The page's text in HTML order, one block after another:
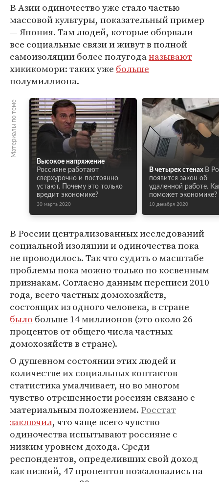
В Азии одиночество уже стало частью
массовой культуры, показательный пример
— Япония. Там людей, которые оборвали
все социальные связи и живут в полной
самоизоляции более полугоданазывают
хикикомори: таких уже больше
полумиллиона.
Материалы по теме
Высокое напряжение
Россияне работают
сверхурочно и постоянно
устают. Почему это только
вредит экономике?
30 марта 2020
В четырех стенах В
появится закон об
удаленной работе.
поможет экономике?
10 декабря 2020
В России централизованных исследований
социальной изоляции и одиночества пока
не проводилось. Так что судить о масштабе
проблемы пока можно только по косвенным
признакам. Согласно данным переписи 2010
года, всего частных домохозяйств,
состоящих из одного человека, в стране
было больше 14 миллионов (это около 26
процентов от общего числа частных
домохозяйств в стране).
О душевном состоянии этих людей и
количестве их социальных контактов
статистика умалчивает, но во многом
чувство отрешенности россиян связано с
материальным положением. Росстат
заключил, что чаще всего чувство
одиночества испытывают россияне с
низким уровнем дохода. Среди
респондентов, определивших свой доход
как низкий, 47 процентов пожаловались на